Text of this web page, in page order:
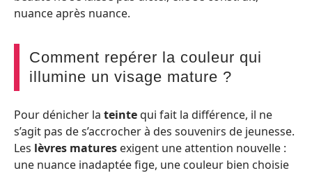
nuance après nuance.
Comment repérer la couleur qui
illumine un visage mature ?
Pour dénicher la teintequi fait la différence, il ne
s’agit pas de s’accrocher à des souvenirs de jeunesse.
Les lèvres matures exigent une attention nouvelle :
une nuance inadaptée fige, une couleur bien choisie